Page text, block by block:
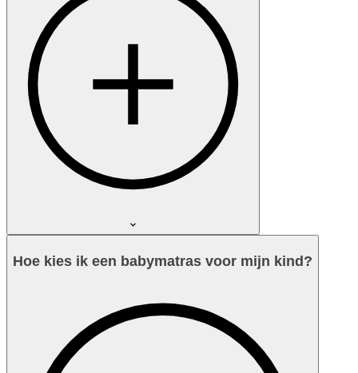
Hoe kies ik een babymatras voor mijn kind?